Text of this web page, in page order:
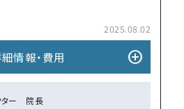
2025.08.02
情報・費⽤ add_circle
ター 院⻑